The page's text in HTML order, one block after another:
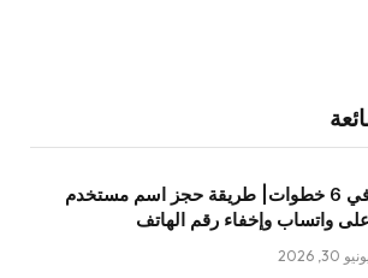
في 6 خطوات| طريقة حجز اسم مستخدم
على واتساب وإخفاء رقم الهاتف
30, 2026